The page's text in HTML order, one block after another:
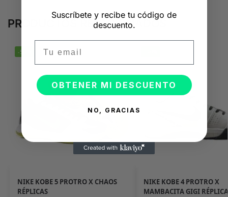
PRODUCTOS RELACIONADOS
-50%
NIKE KOBE 5 PROTRO X CHAOS
RÉPLICAS
NIKE KOBE 4 PROTRO X
MAMBACITA GIGI
Suscríbete y recibe tu código de
descuento.
OBTENER MI DESCUENTO
NO, GRACIAS